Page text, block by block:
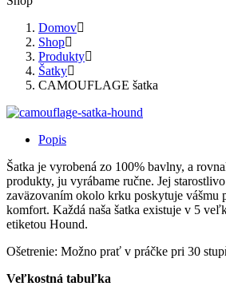
Domov
Shop
Produkty
Šatky
CAMOUFLAGE šatka
Popis
Šatka je vyrobená zo 100% bavlny, a
produkty, ju vyrábame ručne. Jej
zaväzovaním okolo krku poskytuje vášmu
komfort. Každá naša šatka existuje v 5
etiketou Hound.
Ošetrenie: Možno prať v práčke pri 30
Veľkostná tabuľka